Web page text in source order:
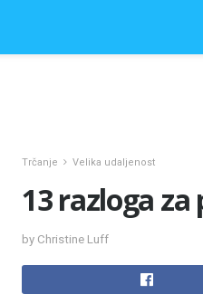
Trčanje Velika udaljenost
13 razloga
by Christine Luff